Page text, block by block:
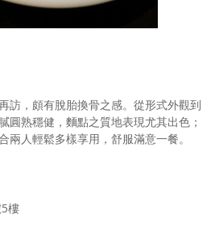
訪，頗有脫胎換骨之感。從形式外觀到
圓熟穩健，麵點之質地表現尤其出色；
兩人輕鬆多樣享用，舒服滿意一餐。
樓